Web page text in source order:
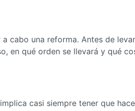
cabo una reforma. Antes de
en qué orden se llevará y qué
casi siempre tener que